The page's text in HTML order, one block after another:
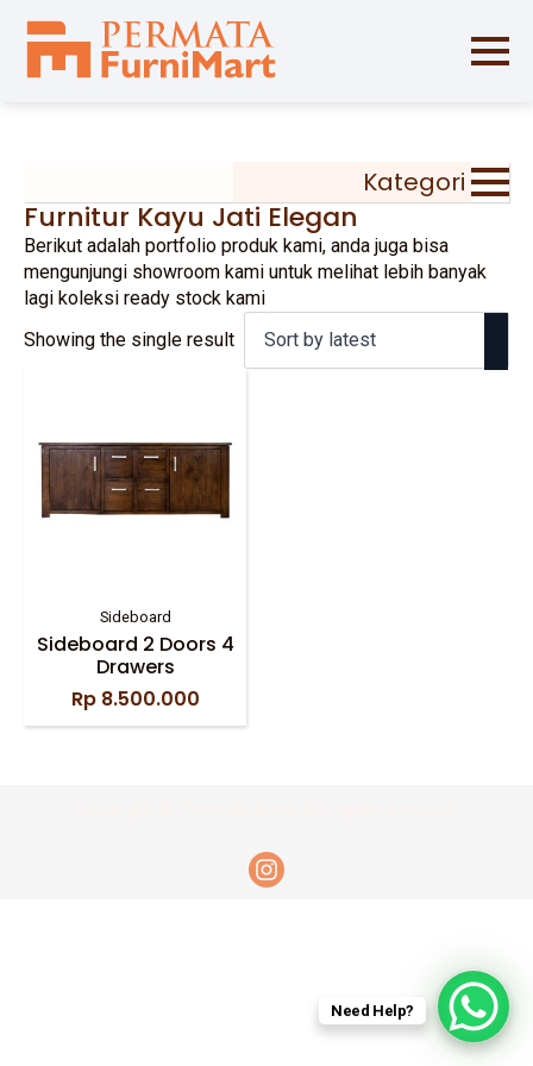
Kategori
Furnitur Kayu Jati Elegan
Berikut adalah portfolio produk kami, anda juga bisa
mengunjungi showroom kami untuk melihat lebih banyak
lagi koleksi ready stock kami
Showing the single result
Sideboard
Sideboard 2 Doors 4
Drawers
Rp8.500.000
Need Help?